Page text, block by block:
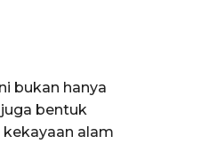
bukan hanya
bentuk
alam